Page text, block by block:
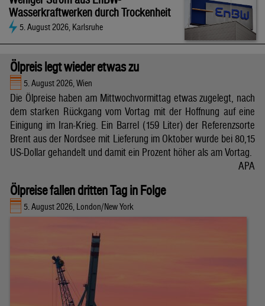
Wasserkraftwerken durch Trockenheit
5. August 2026, Karlsruhe
Ölpreis legt wieder etwas zu
5. August 2026, Wien
Die Ölpreise haben am Mittwochvormittag etwas zugelegt, nach
dem starken Rückgang vom Vortag mit der Hoffnung auf eine
Einigung im Iran-Krieg. Ein Barrel (159 Liter) der Referenzsorte
Brent aus der Nordsee mit Lieferung im Oktober wurde bei 80,15
US-Dollar gehandelt und damit ein Prozent höher als am Vortag.
APA
Ölpreise fallen dritten Tag in Folge
5. August 2026, London/New York